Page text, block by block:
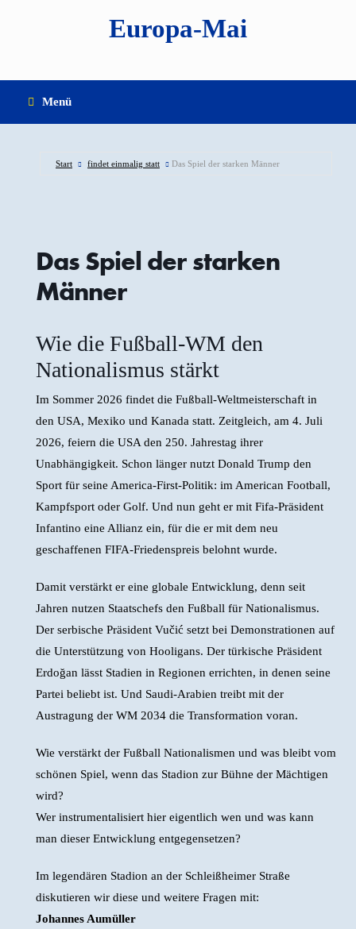
Europa-Mai
Menü
Start findet einmalig statt Das Spiel der starken Männer
Das Spiel der starken
Männer
Wie die Fußball-WM den
Nationalismus stärkt
Im Sommer 2026 findet die Fußball-Weltmeisterschaft in
den USA, Mexiko und Kanada statt. Zeitgleich, am 4. Juli
2026, feiern die USA den 250. Jahrestag ihrer
Unabhängigkeit. Schon länger nutzt Donald Trump den
Sport für seine America-First-Politik: im American Football,
Kampfsport oder Golf. Und nun geht er mit Fifa-Präsident
Infantino eine Allianz ein, für die er mit dem neu
geschaffenen FIFA-Friedenspreis belohnt wurde.
Damit verstärkt er eine globale Entwicklung, denn seit
Jahren nutzen Staatschefs den Fußball für Nationalismus.
Der serbische Präsident Vučić setzt bei Demonstrationen auf
die Unterstützung von Hooligans. Der türkische Präsident
Erdoğan lässt Stadien in Regionen errichten, in denen seine
Partei beliebt ist. Und Saudi-Arabien treibt mit der
Austragung der WM 2034 die Transformation voran.
Wie verstärkt der Fußball Nationalismen und was bleibt vom
schönen Spiel, wenn das Stadion zur Bühne der Mächtigen
wird?
Wer instrumentalisiert hier eigentlich wen und was kann
man dieser Entwicklung entgegensetzen?
Im legendären Stadion an der Schleißheimer Straße
diskutieren wir diese und weitere Fragen mit:
Johannes Aumüller